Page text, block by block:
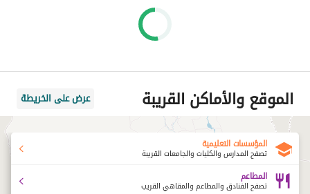
الموقع والأماكن القريبة عرض على الخريطة
المؤسسات التعليمية
تصفح المدارس والكليات والجامعات القريبة
المطاعم
تصفح الفنادق والمطاعم والمقاهي القريب